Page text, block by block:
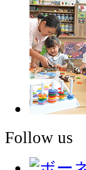
Follow us